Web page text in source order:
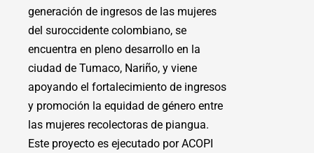
generación de ingresos de las mujeres
del suroccidente colombiano, se
encuentra en pleno desarrollo en la
ciudad de Tumaco, Nariño, y viene
apoyando el fortalecimiento de ingresos
y promoción la equidad de género entre
las mujeres recolectoras de piangua.
Este proyecto es ejecutado por ACOPI